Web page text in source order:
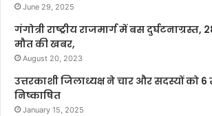
June 29, 2025
गंगोत्री राष्ट्रीय राजमार्ग में बस
मौत की खबर,
August 20, 2023
उत्तरकाशी जिलाध्यक्ष ने चार और सदस्यों को
निष्काषित
January 15, 2025